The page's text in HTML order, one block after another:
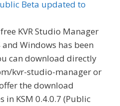
Beta updated to
KVR Studio Manager
Windows has been
can download directly
kvr-studio-manager or
the download
in KSM 0.4.0.7 (Public